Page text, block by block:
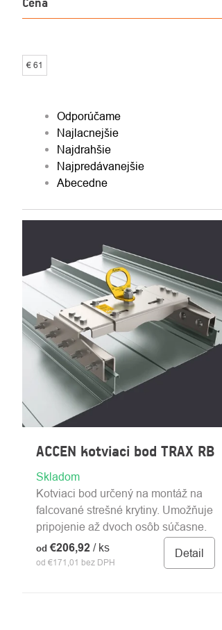
€ 61
RADENIE
PRODUKTOV
Odporúčame
Najlacnejšie
Najdrahšie
Najpredávanejšie
Abecedne
PRODUKTOV
ACCEN kotviaci bod TRAX RB
Skladom
od €171,01 bez DPH
od €206,92 / ks Detail
Kotviaci bod určený na montáž na
falcované strešné krytiny. Umožňuje
pripojenie až dvoch osôb súčasne.